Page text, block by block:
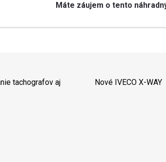
Máte záujem o tento
tachografov aj
Nové IVECO X-WAY